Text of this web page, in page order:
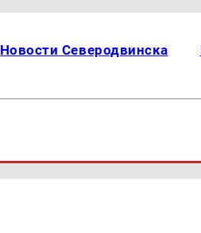
Новости Северодвинска